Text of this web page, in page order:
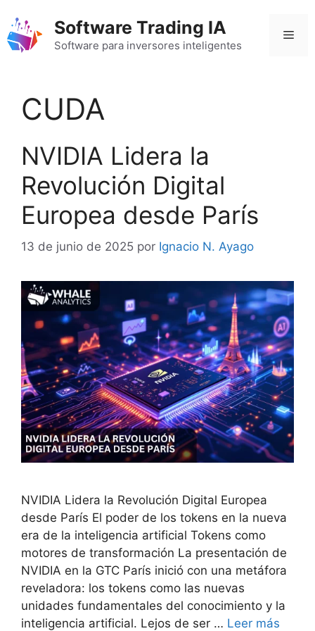
contenido
Software Trading IA
Software para inversores inteligentes
CUDA
NVIDIA Lidera la
Revolución Digital
Europea desde París
13 de junio de 2025 por Ignacio N. Ayago
NVIDIA Lidera la Revolución Digital Europea
desde París El poder de los tokens en la nueva
era de la inteligencia artificial Tokens como
motores de transformación La presentación de
NVIDIA en la GTC París inició con una metáfora
reveladora: los tokens como las nuevas
unidades fundamentales del conocimiento y la
inteligencia artificial. Lejos de ser … Leer más